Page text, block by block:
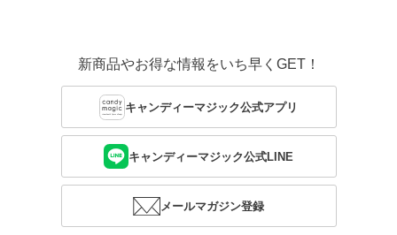
新商品やお得な情報をいち早くGET！
キャンディーマジック公式アプリ
キャンディーマジック公式LINE
メールマガジン登録